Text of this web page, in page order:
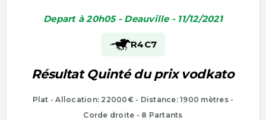
Depart à 20h05 - Deauville - 11/12/2021
R4C7
Résultat Quinté du prix vodkato
Plat - Allocation: 22000€ - Distance: 1900 mètres -
Corde droite - 8 Partants